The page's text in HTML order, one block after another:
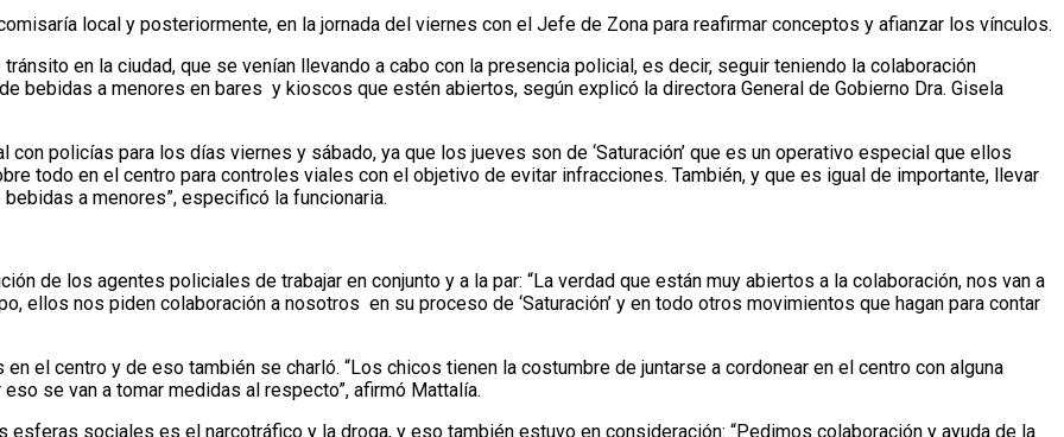
local y posteriormente, en la jornada del viernes con el Jefe de Zona para reafirmar conceptos y afianzar los vínculos.
en la ciudad, que se venían llevando a cabo con la presencia policial, es decir, seguir teniendo la colaboración
bebidas a menores en bares y kioscos que estén abiertos, según explicó la directora General de Gobierno Dra. Gisela
policías para los días viernes y sábado, ya que los jueves son de ‘Saturación’ que es un operativo especial que ellos
todo en el centro para controles viales con el objetivo de evitar infracciones. También, y que es igual de importante, llevar
a menores”, especificó la funcionaria.
de los agentes policiales de trabajar en conjunto y a la par: “La verdad que están muy abiertos a la colaboración, nos van a
ellos nos piden colaboración a nosotros en su proceso de ‘Saturación’ y en todo otros movimientos que hagan para contar
el centro y de eso también se charló. “Los chicos tienen la costumbre de juntarse a cordonear en el centro con alguna
se van a tomar medidas al respecto”, afirmó Mattalía.
sociales es el narcotráfico y la droga, y eso también estuvo en consideración: “Pedimos colaboración y ayuda de la